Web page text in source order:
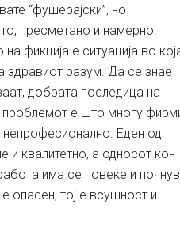
“фушерајски”, но
пресметано и намерно.
фикција е ситуација во
здравиот разум. Да се знае
добрата последица на
проблемот е што многу
непрофесионално. Еден од
и квалитетно, а односот кон
има сe повеќе и
опасен, тој е всушност и